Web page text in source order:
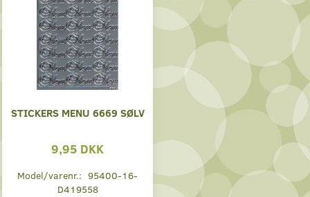
STICKERS MENU 6669 SØLV
9,95 DKK
Model/varenr.: 95400-16-
D419558